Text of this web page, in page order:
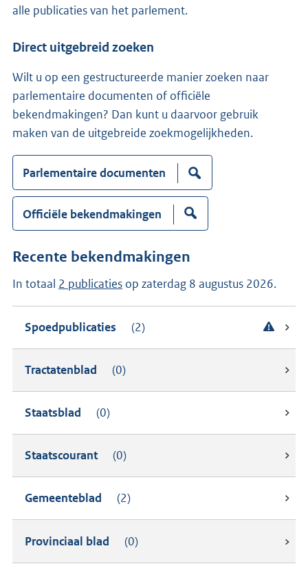
alle publicaties van het parlement.
Direct uitgebreid zoeken
Wilt u op een gestructureerde manier zoeken naar
parlementaire documenten of officiële
bekendmakingen? Dan kunt u daarvoor gebruik
maken van de uitgebreide zoekmogelijkheden.
Z
o
e
k
e
n
a
r
Parlementaire documenten
Z
o
k
e
n
r
Officiële bekendmakingen
Recente bekendmakingen
In totaal 2 publicaties op zaterdag 8 augustus 2026.
Spoedpublicaties (2)
Tractatenblad (0)
Staatsblad (0)
Staatscourant (0)
Gemeenteblad (2)
Provinciaal blad (0)